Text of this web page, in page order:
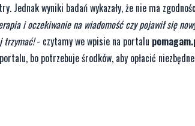
Jednak wyniki badań wykazały, że nie ma
i oczekiwanie na wiadomość czy pojawił się
trzymać!- czytamy we wpisie na portalu
bo potrzebuje środków, aby opłacić